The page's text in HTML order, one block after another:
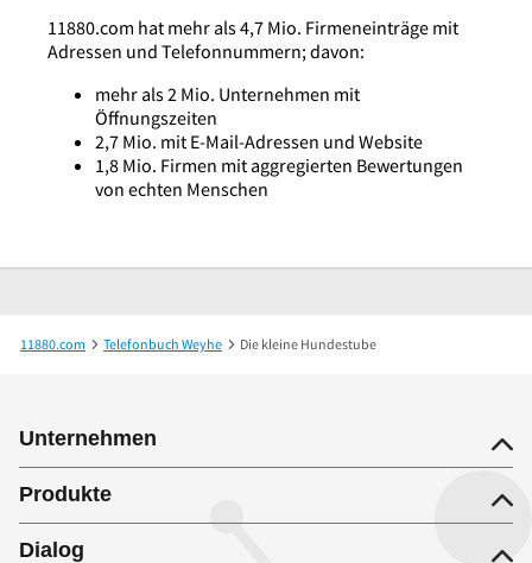
11880.com hat mehr als 4,7 Mio. Firmeneinträge mit
Adressen und Telefonnummern; davon:
mehr als 2 Mio. Unternehmen mit
Öffnungszeiten
2,7 Mio. mit E-Mail-Adressen und Website
1,8 Mio. Firmen mit aggregierten Bewertungen
von echten Menschen
11880.com Telefonbuch Weyhe Die kleine Hundestube
Unternehmen
Produkte
Dialog